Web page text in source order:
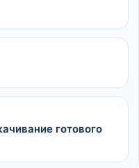
готового